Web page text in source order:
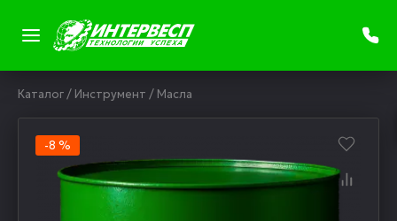
Каталог/ Инструмент / Масла
-8 %